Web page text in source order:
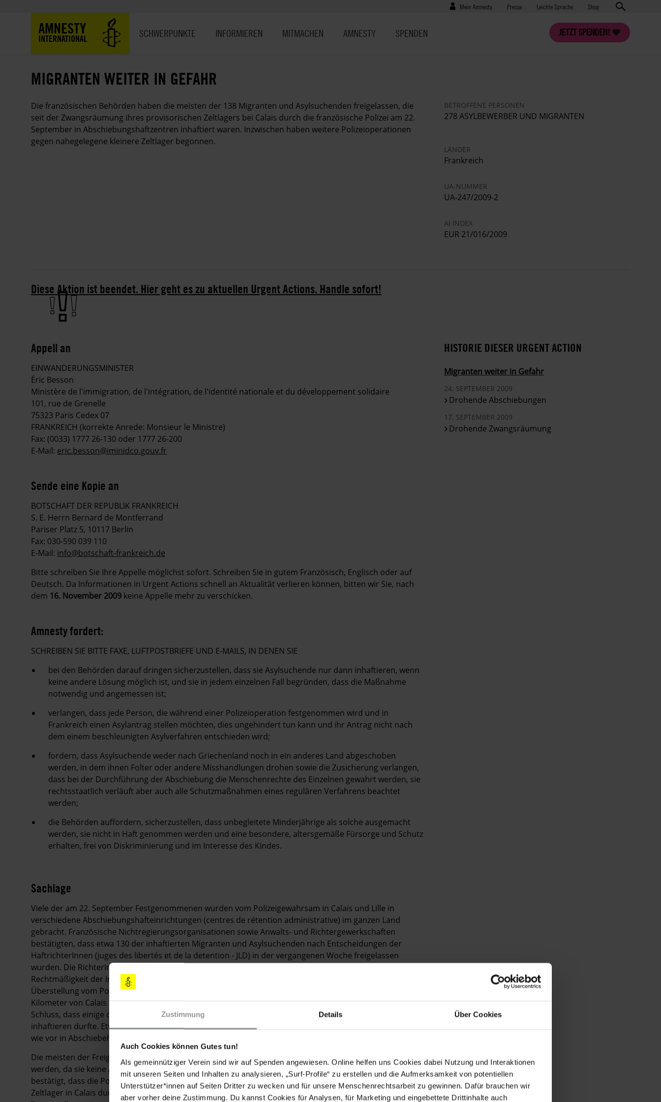
Zustimmung Details Über Cookies
Auch Cookies können Gutes tun!
Als gemeinnütziger Verein sind wir auf Spenden angewiesen. Online helfen uns Cookies dabei Nutzung und Interaktionen
mit unseren Seiten und Inhalten zu analysieren, „Surf-Profile“ zu erstellen und die Aufmerksamkeit von potentiellen
Unterstützer*innen auf Seiten Dritter zu wecken und für unsere Menschenrechtsarbeit zu gewinnen. Dafür brauchen wir
aber vorher deine Zustimmung. Du kannst Cookies für Analysen, für Marketing und eingebettete Drittinhalte auch
Benutzermenü
Mein Amnesty Presse
Presse Leichte Sprache Shop
AMNESTY
INTERNATIONAL
JETZT SPENDEN!
SCHWERPUNKTE INFORMIEREN MITMACHEN AMNESTY SPENDEN
MIGRANTEN WEITER IN GEFAHR
Die französischen Behörden haben die meisten der 138 Migranten und Asylsuchenden freigelassen, die
seit der Zwangsräumung ihres provisorischen Zeltlagers bei Calais durch die französische Polizei am 22.
September in Abschiebungshaftzentren inhaftiert waren. Inzwischen haben weitere Polizeioperationen
gegen nahegelegene kleinere Zeltlager begonnen.
BETROFFENE PERSONEN
278 ASYLBEWERBER UND MIGRANTEN
LÄNDER
Frankreich
UA-NUMMER
UA-247/2009-2
AI INDEX
EUR 21/016/2009
Diese Aktion ist beendet. Hier geht es zu aktuellen Urgent Actions. Handle sofort!
Appell an
EINWANDERUNGSMINISTER
Éric Besson
Ministère de l'immigration, de l'intégration, de l'identité nationale et du développement solidaire
101, rue de Grenelle
75323 Paris Cedex 07
FRANKREICH (korrekte Anrede: Monsieur le Ministre)
Fax: (0033) 1777 26-130 oder 1777 26-200
E-Mail: eric.besson@iminidco.gouv.fr
Sende eine Kopie an
BOTSCHAFT DER REPUBLIK FRANKREICH
S. E. Herrn Bernard de Montferrand
Pariser Platz 5, 10117 Berlin
Fax: 030-590 039 110
E-Mail: info@botschaft-frankreich.de
Bitte schreiben Sie Ihre Appelle möglichst sofort. Schreiben Sie in gutem Französisch, Englisch oder auf
Deutsch. Da Informationen in Urgent Actions schnell an Aktualität verlieren können, bitten wir Sie, nach
dem 16. November 2009 keine Appelle mehr zu verschicken.
Amnesty fordert:
SCHREIBEN SIE BITTE FAXE, LUFTPOSTBRIEFE UND E-MAILS, IN DENEN SIE
bei den Behörden darauf dringen sicherzustellen, dass sie Asylsuchende nur dann inhaftieren, wenn
keine andere Lösung möglich ist, und sie in jedem einzelnen Fall begründen, dass die Maßnahme
notwendig und angemessen ist;
verlangen, dass jede Person, die während einer Polizeioperation festgenommen wird und in
Frankreich einen Asylantrag stellen möchten, dies ungehindert tun kann und ihr Antrag nicht nach
dem einem beschleunigten Asylverfahren entschieden wird;
fordern, dass Asylsuchende weder nach Griechenland noch in ein anderes Land abgeschoben
werden, in dem ihnen Folter oder andere Misshandlungen drohen sowie die Zusicherung verlangen,
dass bei der Durchführung der Abschiebung die Menschenrechte des Einzelnen gewahrt werden, sie
rechtsstaatlich verläuft aber auch alle Schutzmaßnahmen eines regulären Verfahrens beachtet
werden;
die Behörden auffordern, sicherzustellen, dass unbegleitete Minderjährige als solche ausgemacht
werden, sie nicht in Haft genommen werden und eine besondere, altersgemäße Fürsorge und Schutz
erhalten, frei von Diskriminierung und im Interesse des Kindes.
Sachlage
Viele der am 22. September Festgenommenen wurden vom Polizeigewahrsam in Calais und Lille in
verschiedene Abschiebungshafteinrichtungen (centres de rétention administrative) im ganzen Land
gebracht. Französische Nichtregierungsorganisationen sowie Anwalts- und Richtergewerkschaften
bestätigten, dass etwa 130 der inhaftierten Migranten und Asylsuchenden nach Entscheidungen der
HaftrichterInnen (juges des libertés et de la detention - JLD) in der vergangenen Woche freigelassen
wurden. Die RichterInnen kamen zu dem Schluss, dass die Inhaftierten keine Gelegenheit hatten, die
Rechtmäßigkeit der Inhaftierung in Frage zu stellen. Die Massenfestnahmen und die zeitliche Dauer der
Überstellung vom Polizeigewahrsam in die Abschiebungshaftzentren, von denen einige 800 bis 1000
Kilometer von Calais entfernt liegen, haben dies nicht zugelassen. Die RichterInnen kamen auch zu dem
Schluss, dass einige der Inhaftierten unbegleitete Minderjährige seien und man sie daher nicht
inhaftieren durfte. Etwa acht bis zehn der erwachsenen Migranten und Asylsuchenden befinden sich nach
wie vor in Abschiebehaft.
Die meisten der Freigelassenen sind nun obdachlos und können von den Behörden festgenommen
werden, da sie keine Aufenthaltserlaubnis für Frankreich haben. Das Einwanderungsministerium hat
bestätigt, dass die Polizei am 2. Oktober eine zweite Operation gegen ein kleineres provisorisches
Zeltlager in Calais durchgeführt und etwa 30 Personen zur Befragung mitgenommen hat. In den nächsten
HISTORIE DIESER URGENT ACTION
Migranten weiter in Gefahr
24. SEPTEMBER 2009
Drohende Abschiebungen
17. SEPTEMBER 2009
Drohende Zwangsräumung